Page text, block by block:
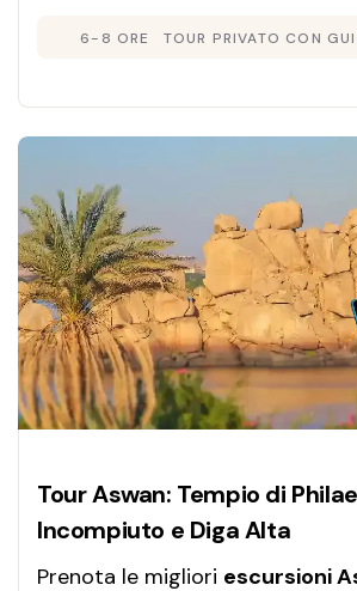
tua avventura!
6-8 ORE TOUR PRIVATO CON
Tour Aswan: Tempio di
Incompiuto e Diga Alta
Prenota le migliori escursioni